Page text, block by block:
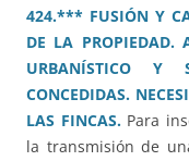
424.*** FUSIÓN Y
DE LA PROPIEDAD.
URBANÍSTICO Y
CONCEDIDAS.
LAS FINCAS.Para
la transmisión de